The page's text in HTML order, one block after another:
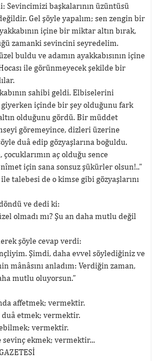
Sevincimizi başkalarının üzüntüsü
Gel şöyle yapalım; sen zengin bir
içine bir miktar altın bırak,
zamanki sevincini seyredelim.
buldu ve adamın ayakkabısının içine
ile görünmeyecek şekilde bir
sahibi geldi. Elbiselerini
giyerken içinde bir şey olduğunu fark
olduğunu gördü. Bir müddet
göremeyince, dizleri üzerine
duâ edip gözyaşlarına boğuldu.
çocuklarımın aç olduğu sence
için sana sonsuz şükürler olsun!..”
talebesi de o kimse gibi gözyaşlarını
ve dedi ki:
olmadı mı? Şu an daha mutlu değil
şöyle cevap verdi:
Şimdi, daha evvel söylediğiniz ve
mânâsını anladım: Verdiğin zaman,
mutlu oluyorsun.”
affetmek; vermektir.
etmek; vermektir.
vermektir.
ekmek; vermektir...